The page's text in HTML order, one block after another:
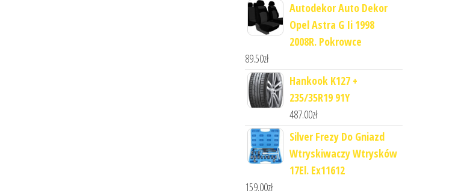
Autodekor Auto Dekor
Opel Astra G Ii 1998
2008R. Pokrowce
89.50zł
Hankook K127 +
235/35R19 91Y
487.00zł
Silver Frezy Do Gniazd
Wtryskiwaczy Wtrysków
17El. Ex11612
159.00zł